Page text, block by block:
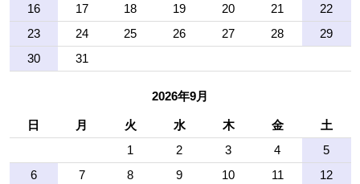
16
17 18 19 20 21
22
23
24 25 26 27 28
29
30
31
2026年9月
日 月 火 水 木 金
土
1
2 3 4
5
6
7 8 9 10 11
12